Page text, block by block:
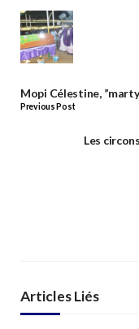
Mopi Célestine,
Previous Post
Les
Articles Liés